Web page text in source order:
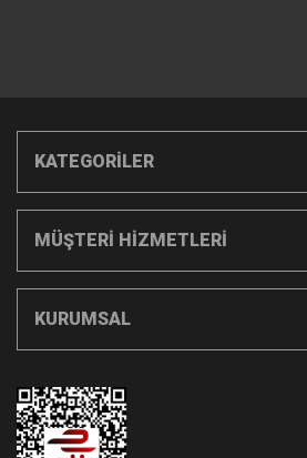
KATEGORİLER
MÜŞTERİ HİZMETLERİ
KURUMSAL